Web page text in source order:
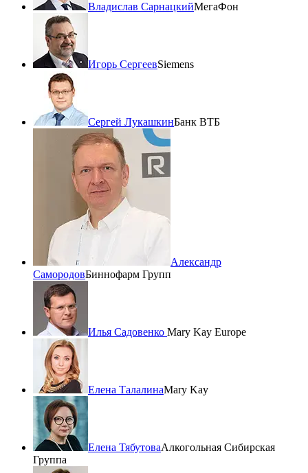
Владислав СарнацкийМегаФон
Игорь СергеевSiemens
Сергей ЛукашкинБанк ВТБ
Александр
СамородовБиннофарм Групп
Илья Садовенко Mary Kay Europe
Елена ТалалинаMary Kay
Елена ТябутоваАлкогольная Сибирская
Группа